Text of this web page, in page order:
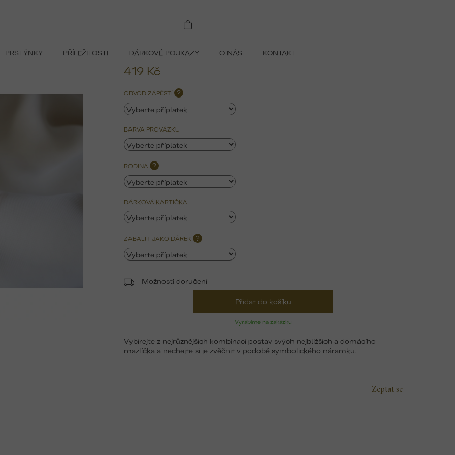
PRSTÝNKY PŘÍLEŽITOSTI DÁRKOVÉ POUKAZY O NÁS KONTAKT
419 Kč
cena:
Vyrábíme na zakázku
OBVOD ZÁPĚSTÍ ?
BARVA PROVÁZKU
RODINA ?
DÁRKOVÁ KARTIČKA
ZABALIT JAKO DÁREK ?
Možnosti doručení
Přidat do košíku
Vybírejte z nejrůznějších kombinací postav svých nejbližších a domácího
mazlíčka a nechejte si je zvěčnit v podobě symbolického náramku.
Zeptat se